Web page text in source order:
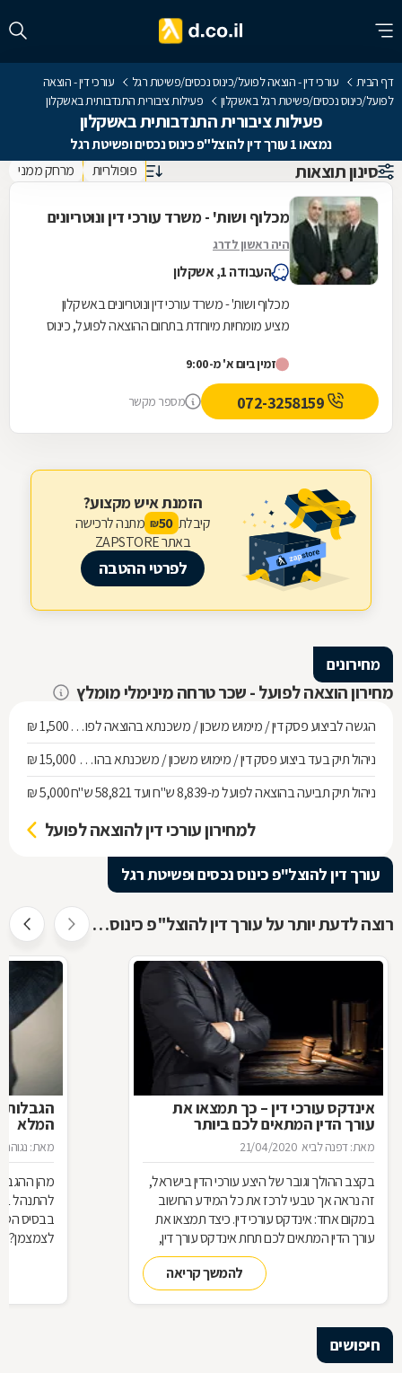
דף הבית עורכי דין - הוצאה לפועל/כינוס נכסים/פשיטת רגל
עורכי דין - הוצאה
לפועל/כינוס נכסים/פשיטת רגל באשקלון
פעילות ציבורית התנדבותית באשקלון
פעילות ציבורית התנדבותית באשקלון
נמצאו 1 עורך דין להוצל"פ כינוס נכסים ופשיטת רגל
סינון תוצאות פופולריות מרחק ממני
מכלוף ושות' - משרד עורכי דין ונוטריונים
היה ראשון לדרג
העבודה 1, אשקלון
מכלוף ושות' - משרד עורכי דין ונוטריונים באשקלון
מציע מומחיות מיוחדת בתחום ההוצאה לפועל, כינוס
למגזר...
זמין ביום א' מ-9:00
מספר מקשר
הזמנת איש מקצוע?
קיבלת 50
₪ מתנה לרכישה
באתר ZAPSTORE
לפרטי ההטבה
מחירונים
מחירון הוצאה לפועל - שכר טרחה מינימלי מומלץ
הגשה לביצוע פסק דין / מימוש משכון / משכנתא בהוצאה לפועל ועד חוב של 268,010 ש"ח1,500 ₪
ניהול תיק בעד ביצוע פסק דין / מימוש משכון / משכנתא בהוצאה לפועל מחוב של 268,010 ש"ח ועד 536,137 ש"ח 15,000 ₪
ניהול תיק תביעה בהוצאה לפועל מ-8,839 ש"ח ועד 58,821 ש"ח
5,000 ₪
למחירון עורכי דין להוצאה לפועל
עורך דין להוצל"פ כינוס נכסים ופשיטת רגל
רוצה לדעת יותר על עורך דין להוצל"פ כינוס נכסים ופשיטת רגל ?
אינדקס עורכי דין – כך תמצאו את
עורך הדין המתאים לכם ביותר
מאת: דפנה לביא 21/04/2020
בקצב ההולך וגובר של היצע עורכי הדין בישראל,
זה נראה אך טבעי לרכז את כל המידע החשוב
במקום אחד: אינדקס עורכי דין. כיצד תמצאו את
עורך הדין המתאים לכם תחת אינדקס עורך דין,
מדוע תרצו להיות רשומים באינדקס כזה כעורכי
דין, ואיך זה עובד? כל התשובות בכתבה
להמשך קריאה
הגבלות
המלא
מאת: נגוהה
מהן
להתנהל
בבסיס
לצמצמן?
חיפושים